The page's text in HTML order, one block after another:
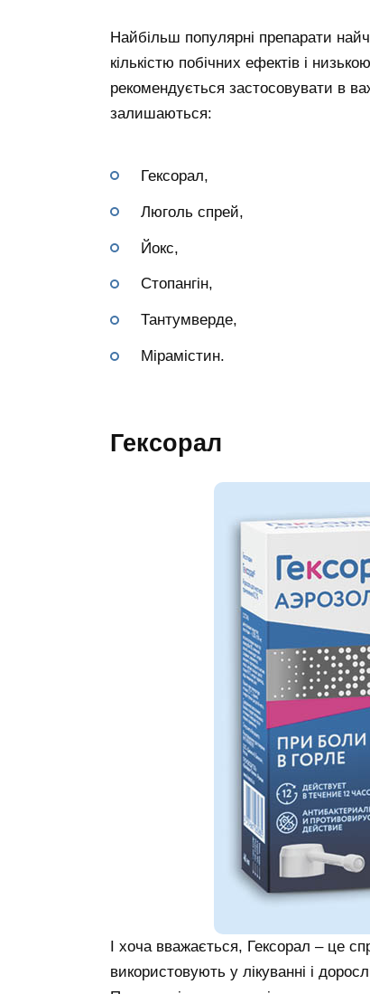
Найбільш популярні препарати
кількістю побічних ефектів і
рекомендується застосовувати в
залишаються:
Гексорал,
Люголь спрей,
Йокс,
Стопангін,
Тантумверде,
Мірамістин.
Гексорал
І хоча вважається, Гексорал – це
використовують у лікуванні і